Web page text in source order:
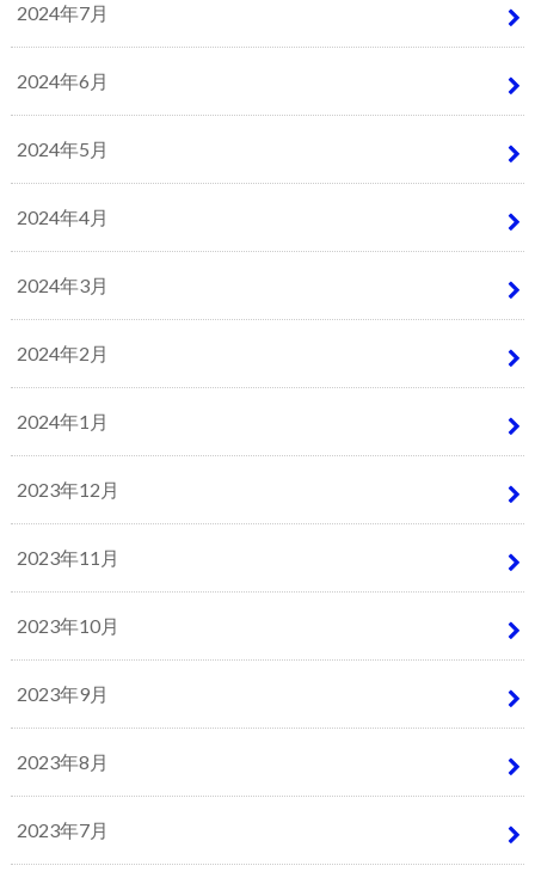
2024年7月
2024年6月
2024年5月
2024年4月
2024年3月
2024年2月
2024年1月
2023年12月
2023年11月
2023年10月
2023年9月
2023年8月
2023年7月